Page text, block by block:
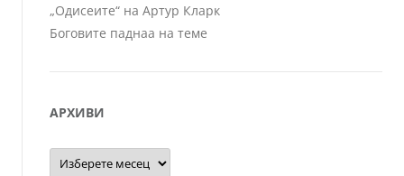
„Одисеите“ на Артур Кларк
Боговите паднаа на теме
АРХИВИ
Архиви